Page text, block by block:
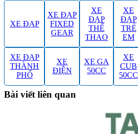
XE ĐẠP
XE ĐẠP
FIXED
GEAR
XE
ĐẠP
THỂ
THAO
XE
ĐẠP
TRẺ
EM
XE ĐẠP
THÀNH
PHỐ
XE
ĐIỆN
XE GA
50CC
XE
CUB
50CC
Bài viết liên quan